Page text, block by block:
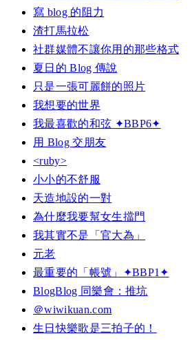
寫 blog 的阻力
渣打馬拉松
社群媒體不讓你用的那些格式
夏日的 Blog 傳說
只是一張可麗餅的照片
我想要的世界
我最喜歡的和弦 ✦BBP6✦
用 Blog 交朋友
<ruby>
小小的不舒服
天造地設的一對
為什麼我要幫女生擋門
我其實不是「官大為」
元老
最重要的「帳號」✦BBP1✦
BlogBlog 同樂會：推坑
＠wiwikuan.com
生日快樂歌是三拍子的！